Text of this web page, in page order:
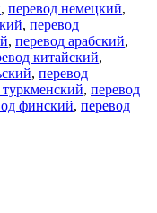
, перевод немецкий,
, перевод
, перевод арабский,
китайский,
, перевод
туркменский, перевод
финский, перевод